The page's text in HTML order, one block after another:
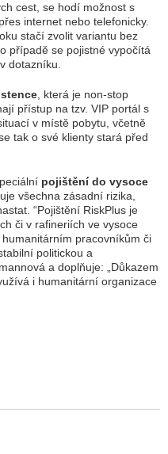
cest, se hodí možnost s
internet nebo telefonicky.
stačí zvolit variantu bez
případě se pojistné vypočítá
dotazníku.
, která je non-stop
přístup na tzv. VIP portál s
v místě pobytu, včetně
tak o své klienty stará před
pojištění do vysoce
všechna zásadní rizika,
“Pojištění RiskPlus je
či v rafineriích ve vysoce
pracovníkům či
politickou a
a doplňuje: „ Důkazem
i humanitární organizace